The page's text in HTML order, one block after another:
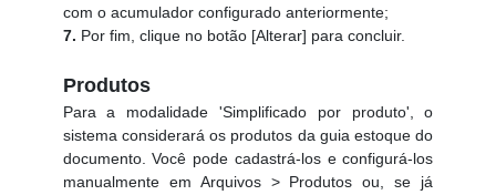
com o acumulador configurado anteriormente;
7. Por fim, clique no botão [Alterar] para concluir.
Produtos
Para a modalidade 'Simplificado por produto', o
sistema considerará os produtos da guia estoque do
documento. Você pode cadastrá-los e configurá-los
manualmente em Arquivos > Produtos ou, se já